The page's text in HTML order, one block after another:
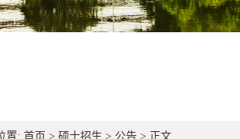
置: 首页 > 硕士招生 > 公告 > 正文